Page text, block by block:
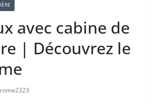
avec cabine de
| Découvrez le